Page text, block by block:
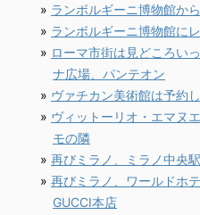
ランボルギーニ博物館か
ランボルギーニ博物館に
ローマ市街は見どころい
ナ広場、パンテオン
ヴァチカン美術館は予約
ヴィットーリオ・エマヌ
モの隣
再びミラノ、ミラノ中央
再びミラノ、ワールドホ
GUCCI本店